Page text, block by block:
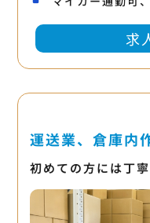
求
運送業、倉庫内
初めての方には丁